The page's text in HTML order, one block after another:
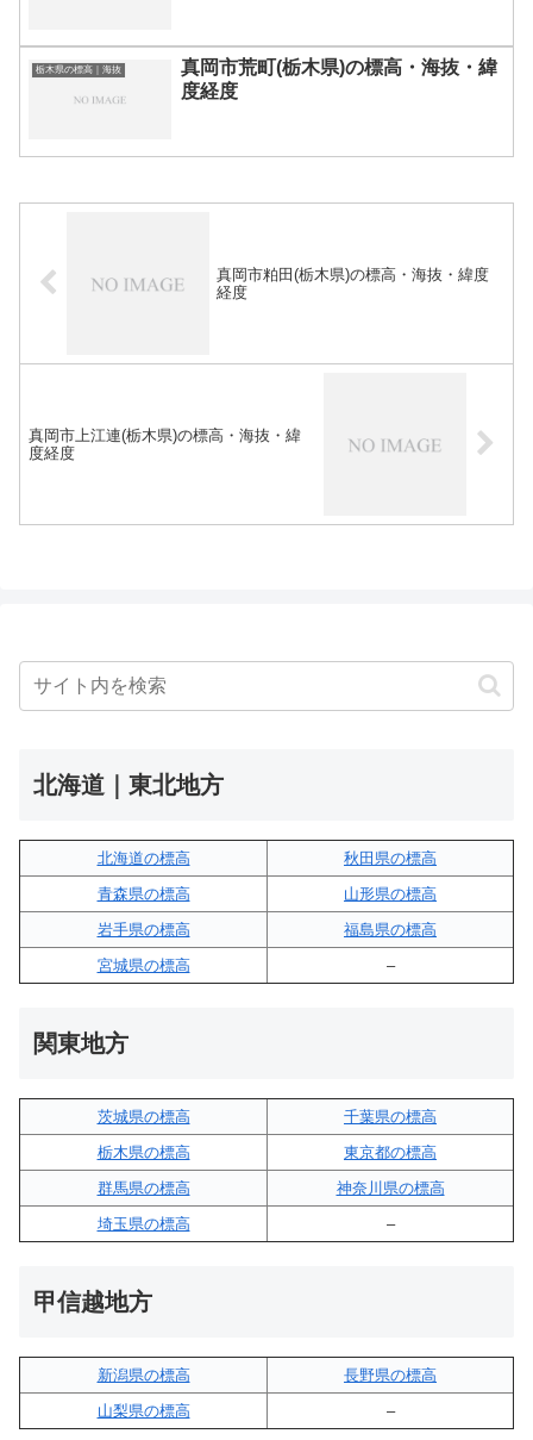
栃木県の標高｜海抜
真岡市荒町(栃木県)の標高・海抜・緯
度経度
真岡市粕田(栃木県)の標高・海抜・緯度
経度
真岡市上江連(栃木県)の標高・海抜・緯
度経度
北海道｜東北地方
北海道の標高
秋田県の標高
青森県の標高
山形県の標高
岩手県の標高
福島県の標高
宮城県の標高
–
関東地方
茨城県の標高
千葉県の標高
栃木県の標高
東京都の標高
群馬県の標高
神奈川県の標高
埼玉県の標高
–
甲信越地方
新潟県の標高
長野県の標高
山梨県の標高
–